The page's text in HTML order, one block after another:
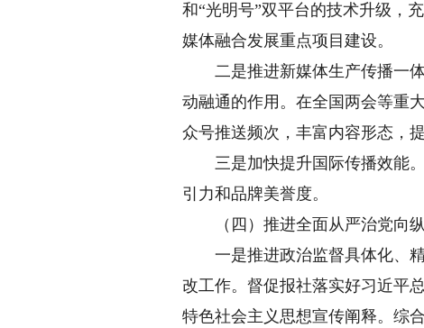
和“光明号”双平台的技术升级，
媒体融合发展重点项目建设。
二是推进新媒体生产传播一体
动融通的作用。在全国两会等重
众号推送频次，丰富内容形态，
三是加快提升国际传播效能。
引力和品牌美誉度。
（四）推进全面从严治党向纵
一是推进政治监督具体化、精
改工作。督促报社落实好习近平
特色社会主义思想宣传阐释。综